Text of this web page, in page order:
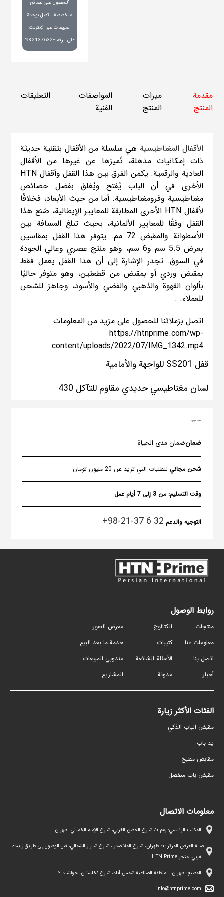
"للحصول على نصائح
متخصصة، اتصل بوحدة
المبيعات عبر الإنترنت
على الرقم +982137632"
مقدمة
المنتج
ميزات
المنتج
المواصفات
الفنية
التعليقات
الأقفال المغناطيسية هي سلسلة من الأقفال بتقنية حديثة
ذات إمكانيات مذهلة، تُميزها عن غيرها من الأقفال
العادية والرقمية. يكمن الفرق بين هذا القفل وأقفال HTN
الأخرى في أن الباب يُفتح ويُغلق بفضل خصائص
مغناطيسية وفرومغناطيسية. أما من حيث الأبعاد، فخلافًا
لأقفال HTN الأخرى المطابقة للمعايير الإيطالية، صُنع هذا
القفل وفقًا للمعايير الألمانية، بحيث تبلغ المسافة بين
الأسطوانة والمقبض 72 مم. يتوفر هذا القفل بمقاسين
بعرض 5.5 سم و6 سم، وهو منتج عصري وعالي الجودة
في السوق. تجدر الإشارة إلى أن هذا القفل يعمل فقط
بمقبض وردي أو بمقبض من قطعتين، وهو متوفر حاليًا
بألوان القهوة والذهبي والفضي والأسود، وجاهز للشحن
للعملاء. .
اتصل بزملائنا للحصول على مزيد من المعلومات.
https://htnprime.com/wp-
content/uploads/2022/07/IMG_1342.mp4
قفل SS201 للواجهة والأمامية
لسان مغناطيسي حديدي مقاوم للتآكل 430
العلامة التجارية:
ضمانضمان مدى الحياة
شحن مجاني للطلبات التي تزيد عن 20 مليون تومان
وقت التسليم: من 3 إلى 7 أيام عمل
التوجيه والدعم 32 6 37-21-98+
روابط الوصول
منتجات
معلومات عنا
اتصل بنا
أخبار
الكتالوج
كتيبات
الأسئلة الشائعة
مدونة
معرض الصور
خدمة ما بعد البيع
مندوبي المبيعات
المشاريع
الفئات الأكثر زيارة
مقبض الباب الذكي
ید باب
مقابض مطبخ
مقبض باب منفصل
معلومات الاتصال
المكتب الرئيسي: رقم ١٠، شارع الحصن الغربي، شارع الإمام الخميني، طهران
صالة العرض المركزية: طهران، شارع الملا صدرا، شارع شيراز الشمالي، قبل الوصول إلى طريق زاينده
الغربي، متجر HTN Prime
المصنع: طهران، المنطقة الصناعية شمس آباد، شارع نخلستان، جولشيد ۲
info@htnprime.com